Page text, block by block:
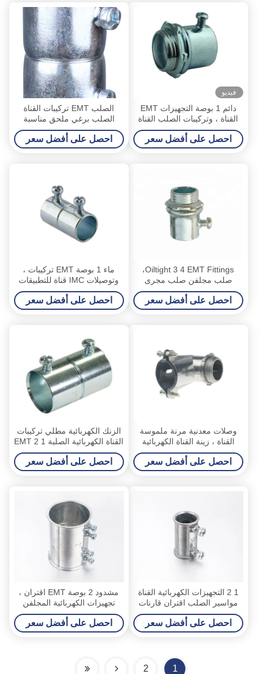
فيديو
دائم 1 بوصة التجهيزات EMT
القناة ، وتركيبات الصلب القناة
الصلبة UL قياسي
احصل على أفضل سعر
الصلب EMT تركيبات القناة
الصلب برغي ملحق مناسبة
للتطبيقات أعلاه 600V
احصل على أفضل سعر
Oiltight 3 4 EMT Fittings،
صلب مجلفن صلب مجرى
تركيب مقاوم للماء
احصل على أفضل سعر
ماء 1 بوصة EMT تركيبات ،
وتوصيلات IMC قناة للتطبيقات
أعلاه 600V
احصل على أفضل سعر
وصلات معدنية مرنة ملموسة
القناة ، زينة القناة الكهربائية
احصل على أفضل سعر
الزنك الكهربائية مطلي تركيبات
القناة الكهربائية الصلبة 1 2 EMT
اقتران غير نافذ للمطر
احصل على أفضل سعر
1 2 التجهيزات الكهربائية القناة
مواسير الصلب اقتران قارنات
ماء Emt
احصل على أفضل سعر
مشدود 2 بوصة EMT اقتران ،
تجهيزات الكهربائية المجلفن
القناة 1/2 "-4" الحجم
احصل على أفضل سعر
1
2